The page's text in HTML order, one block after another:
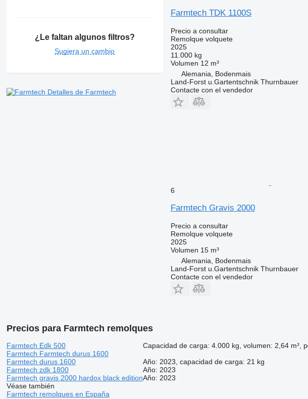
¿Le faltan algunos filtros?
Sugiera un cambio
Detalles de Farmtech
Farmtech TDK 1100S
Precio a consultar
Remolque volquete
2025
11.000 kg
Volumen 12 m³
Alemania, Bodenmais
Land-Forst u.Gartentschnik Thurnbauer
Contacte con el vendedor
6
Farmtech Gravis 2000
Precio a consultar
Remolque volquete
2025
Volumen 15 m³
Alemania, Bodenmais
Land-Forst u.Gartentschnik Thurnbauer
Contacte con el vendedor
Precios para Farmtech remolques
Farmtech Edk 500 Capacidad de carga: 4.000 kg, volumen: 2,64 m³,
Farmtech Farmtech durus 1600
Farmtech durus 1600
Año: 2023, capacidad de carga: 21 kg
Farmtech zdk 1800
Año: 2023
Farmtech gravis 2000 hardox black editionAño: 2023
Véase también
Farmtech remolques en España